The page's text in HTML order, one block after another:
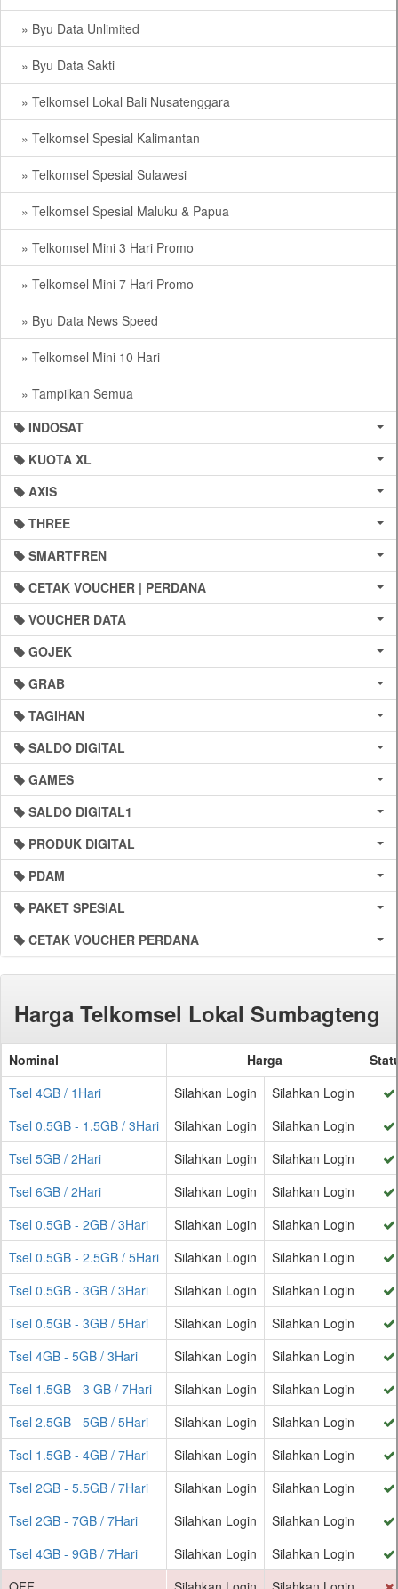
» Byu Data Unlimited
» Byu Data Sakti
» Telkomsel Lokal Bali Nusatenggara
» Telkomsel Spesial Kalimantan
» Telkomsel Spesial Sulawesi
» Telkomsel Spesial Maluku & Papua
» Telkomsel Mini 3 Hari Promo
» Telkomsel Mini 7 Hari Promo
» Byu Data News Speed
» Telkomsel Mini 10 Hari
» Tampilkan Semua
INDOSAT
KUOTA XL
AXIS
THREE
SMARTFREN
CETAK VOUCHER | PERDANA
VOUCHER DATA
GOJEK
GRAB
TAGIHAN
SALDO DIGITAL
GAMES
SALDO DIGITAL1
PRODUK DIGITAL
PDAM
PAKET SPESIAL
CETAK VOUCHER PERDANA
Harga Telkomsel Lokal Sumbagteng
Nominal Harga
Tsel 4GB / 1Hari
Silahkan Login
Silahkan Login
Tsel 0.5GB - 1.5GB / 3Hari
Silahkan Login
Silahkan Login
Tsel 5GB / 2Hari
Silahkan Login
Silahkan Login
Tsel 6GB / 2Hari
Silahkan Login
Silahkan Login
Tsel 0.5GB - 2GB / 3Hari
Silahkan Login
Silahkan Login
Tsel 0.5GB - 2.5GB / 5Hari
Silahkan Login
Silahkan Login
Tsel 0.5GB - 3GB / 3Hari
Silahkan Login
Silahkan Login
Tsel 0.5GB - 3GB / 5Hari
Silahkan Login
Silahkan Login
Tsel 4GB - 5GB / 3Hari
Silahkan Login
Silahkan Login
Tsel 1.5GB - 3 GB / 7Hari
Silahkan Login
Silahkan Login
Tsel 2.5GB - 5GB / 5Hari
Silahkan Login
Silahkan Login
Tsel 1.5GB - 4GB / 7Hari
Silahkan Login
Silahkan Login
Tsel 2GB - 5.5GB / 7Hari
Silahkan Login
Silahkan Login
Tsel 2GB - 7GB / 7Hari
Silahkan Login
Silahkan Login
Tsel 4GB - 9GB / 7Hari
Silahkan Login
Silahkan Login